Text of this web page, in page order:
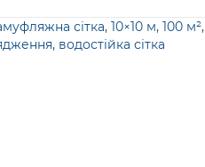
сітка, 10×10 м, 100 м²,
, водостійка сітка